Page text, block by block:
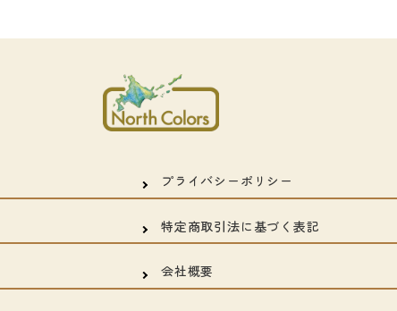
プライバシーポリシー
特定商取引法に基づく表記
会社概要